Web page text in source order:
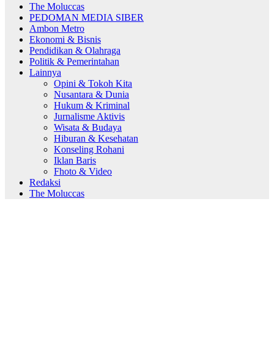
The Moluccas
PEDOMAN MEDIA SIBER
Ambon Metro
Ekonomi & Bisnis
Pendidikan & Olahraga
Politik & Pemerintahan
Lainnya
Opini & Tokoh Kita
Nusantara & Dunia
Hukum & Kriminal
Jurnalisme Aktivis
Wisata & Budaya
Hiburan & Kesehatan
Konseling Rohani
Iklan Baris
Fhoto & Video
Redaksi
The Moluccas